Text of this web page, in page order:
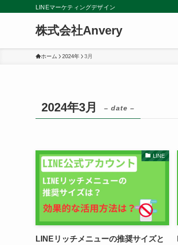
LINEマーケティングデザイン
株式会社Anvery
ホーム 2024年 3月
2024年3月 – date –
LINE
LINEリッチメニューの推奨サイズと